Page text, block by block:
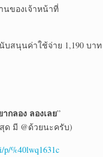
นของเจ้าหน้าที่
บสนุนค่าใช้จ่าย 1,190 บา
ากลอง ลองเลย”
ด มี @ด้วยนะครับ)
p/%40lwq1631c